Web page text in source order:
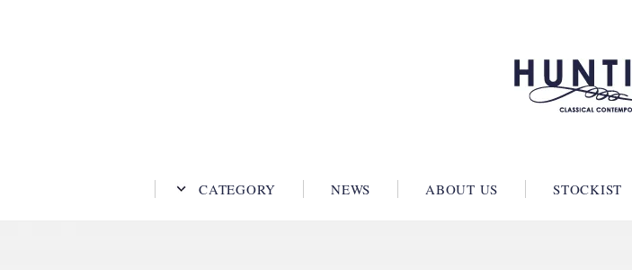
CATEGORY NEWS ABOUT US STOCKIST